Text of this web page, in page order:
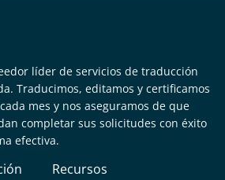
líder de servicios de traducción
Traducimos, editamos y certificamos
mes y nos aseguramos de que
completar sus solicitudes con éxito
efectiva.
Recursos